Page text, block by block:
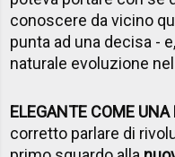
conoscere da vicino
punta ad una decisa -
naturale evoluzione
ELEGANTE COME UNA
corretto parlare di